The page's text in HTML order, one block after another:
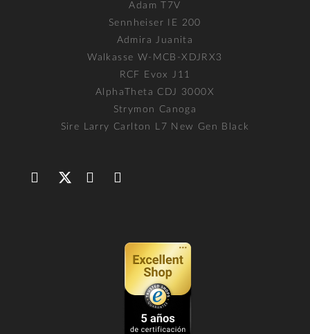
Adam T7V
Sennheiser IE 200
Admira Juanita
Walkasse W-MCB-XDJRX3
RCF Evox J11
AlphaTheta CDJ 3000X
Strymon Canoga
Sire Larry Carlton L7 New Gen Black